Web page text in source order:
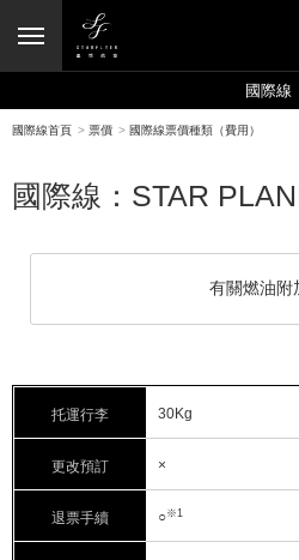
國際線首頁 > 票價 > 國際線票價種類（費用）
國際線：STAR
有關燃油附
托運行李 30Kg
更改預訂 ×
退票手續 ○※1
國際線